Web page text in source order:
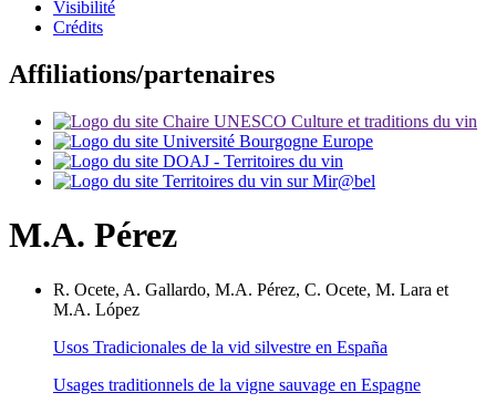
Visibilité
Crédits
Affiliations/partenaires
M.A. Pérez
R. Ocete, A. Gallardo, M.A. Pérez, C. Ocete, M. Lara et
M.A. López
Usos Tradicionales de la vid silvestre en España
Usages traditionnels de la vigne sauvage en Espagne